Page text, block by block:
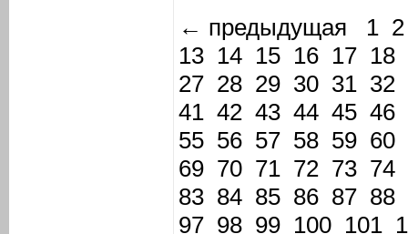
← предыдущая
1 2
13 14 15 16 17 18
27 28 29 30 31 32
41 42 43 44 45 46
55 56 57 58 59 60
69 70 71 72 73 74
83 84 85 86 87 88
97 98 99 100 101